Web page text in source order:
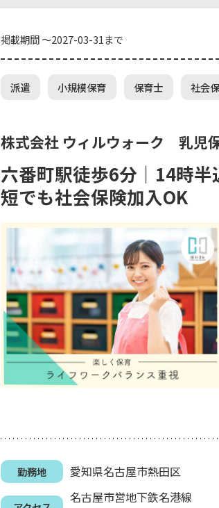
掲載期間 ～2027-03-31まで
派遣 小規模保育 保育士 社会
株式会社 ウィルウォーク 乳児
六番町駅徒歩6分｜14時
短でも社会保険加入OK
勤務地 愛知県名古屋市熱田区
名古屋市営地下鉄名港線